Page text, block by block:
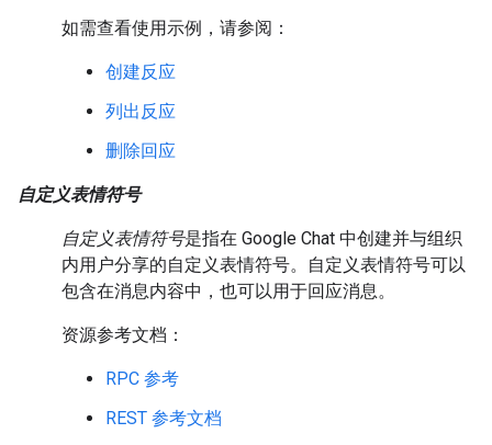
如需查看使用示例，请参阅：
创建反应
列出反应
删除回应
自定义表情符号
自定义表情符号是指在 Google Chat 中创建并与组织
内用户分享的自定义表情符号。自定义表情符号可以
包含在消息内容中，也可以用于回应消息。
资源参考文档：
RPC 参考
REST 参考文档